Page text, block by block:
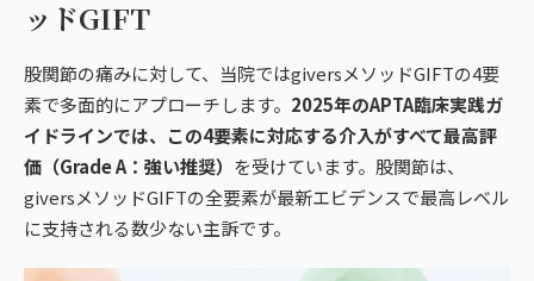
ッドGIFT
股関節の痛みに対して、当院ではgiversメソッドGIFTの4要
素で多面的にアプローチします。 2025年のAPTA臨床実践ガ
イドラインでは、この4要素に対応する介入がすべて最高評
価（Grade A：強い推奨） を受けています。股関節は、
giversメソッドGIFTの全要素が最新エビデンスで最高レベル
に支持される数少ない主訴です。